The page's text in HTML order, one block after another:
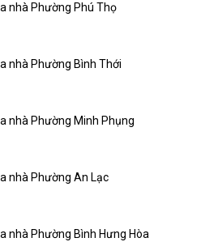
nhà Phường Phú Thọ
nhà Phường Bình Thới
nhà Phường Minh Phụng
nhà Phường An Lạc
nhà Phường Bình Hưng Hòa